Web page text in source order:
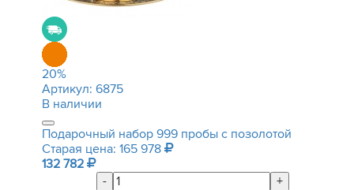
20%
Артикул: 6875
В наличии
Подарочный набор 999 пробы с позолотой
Старая цена: 165 978
132 782
-
+